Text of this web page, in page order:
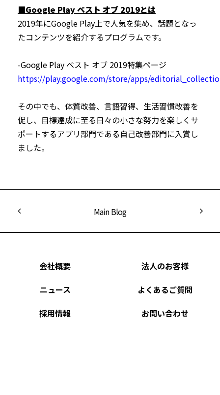
■Google Play ベスト オブ 2019とは
2019年にGoogle Play上で人気を集め、話題となっ
たコンテンツを紹介するプログラムです。
-Google Play ベスト オブ 2019特集ページ
https://play.google.com/store/apps/
その中でも、体質改善、言語習得、生活習慣改善を
促し、目標達成に至る日々の小さな努力を楽しくサ
ポートするアプリ部門である自己改善部門に入賞し
ました。
Main Blog
会社概要
法人のお客様
ニュース
よくあるご質問
採用情報
お問い合わせ